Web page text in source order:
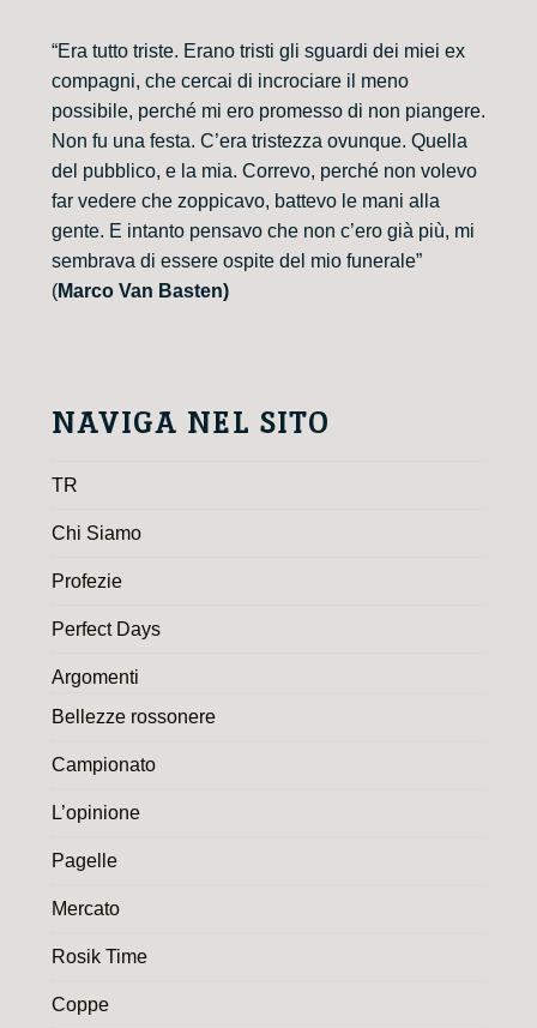
“Era tutto triste. Erano tristi gli sguardi dei miei ex
compagni, che cercai di incrociare il meno
possibile, perché mi ero promesso di non piangere.
Non fu una festa. C’era tristezza ovunque. Quella
del pubblico, e la mia. Correvo, perché non volevo
far vedere che zoppicavo, battevo le mani alla
gente. E intanto pensavo che non c’ero già più, mi
sembrava di essere ospite del mio funerale”
(Marco Van Basten)
NAVIGA NEL SITO
TR
Chi Siamo
Profezie
Perfect Days
Argomenti
Bellezze rossonere
Campionato
L’opinione
Pagelle
Mercato
Rosik Time
Coppe